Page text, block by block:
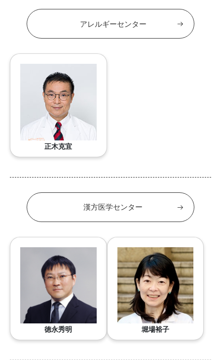
アレルギーセンター
正木克宜
漢方医学センター
徳永秀明 堀場裕子